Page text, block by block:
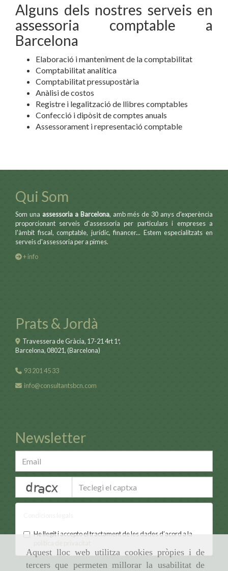
Aquest lloc web utilitza cookies pròpies i de
tercers que permeten millorar la usabilitat de
Alguns dels nostres serveis en
assessoria comptable a
Barcelona
Elaboració i manteniment de la comptabilitat
Comptabilitat analítica
Comptabilitat pressupostària
Anàlisi de costos
Registre i legalització de llibres comptables
Confecció i dipòsit de comptes anuals
Assessorament i representació comptable
Qui Som
Som una assessoria a Barcelona, amb més de 30 anys d'experència
proporcionant serveis d'assessoria per particulars i empreses a
l'àmbit fiscal, comptable, jurídic, financer... Estem especialitzats en
serveis d'assessoria per a pimes.
+ info
Prats & Jordà
Travessera de Gràcia, 17-21 4rt 1ª,
Barcelona,08021,(Barcelona)
93 201 45 33
info
consultantsbcn.com
Newsletter
He llegit i accepto el tractament de les dades d’acord a la